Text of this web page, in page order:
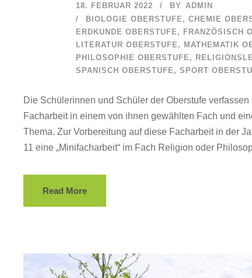
18. FEBRUAR 2022 BY
ADMIN
BIOLOGIE OBERSTUFE , CHEMIE
ERDKUNDE OBERSTUFE , FRANZÖSISCH
LITERATUR OBERSTUFE , MATHEMATIK
PHILOSOPHIE OBERSTUFE ,
SPANISCH OBERSTUFE , SPORT
Die Schülerinnen und Schüler der Oberstufe
Facharbeit in einem von ihnen gewählten Fach und
Thema. Zur Vorbereitung auf diese Facharbeit in der
11 eine „Minifacharbeit“ im Fach Religion oder
Read More